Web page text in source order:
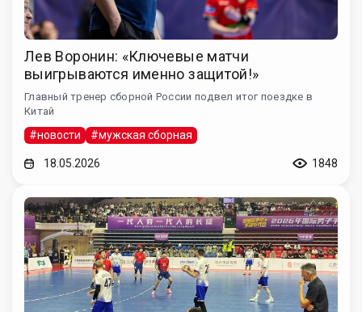
Лев Воронин: «Ключевые матчи
выигрываются именно защитой!»
Главный тренер сборной России подвел итог поездке в
Китай
#новости #мужская сборная
18.05.2026 1848